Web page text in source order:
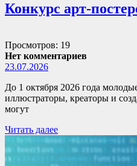
Конкурс арт-
Просмотров: 19
Нет комментариев
23.07.2026
До 1 октября 2026 года
иллюстраторы, креаторы и
могут
Читать далее